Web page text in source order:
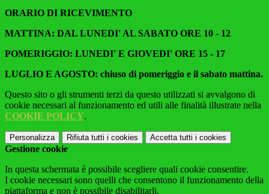
ORARIO DI RICEVIMENTO
MATTINA: DAL LUNEDI' AL SABATO ORE 10 - 12
POMERIGGIO: LUNEDI' E GIOVEDI' ORE 15 - 17
LUGLIO E AGOSTO: chiuso di pomeriggio e il sabato mattina.
Questo sito o gli strumenti terzi da questo utilizzati si avvalgono di
cookie necessari al funzionamento ed utili alle finalità illustrate nella
COOKIE POLICY.
Personalizza Rifiuta tutti i cookies Accetta tutti i cookies
Gestione cookie
In questa schermata è possibile scegliere quali cookie consentire.
I cookie necessari sono quelli che consentono il funzionamento della
piattaforma e non è possibile disabilitarli.